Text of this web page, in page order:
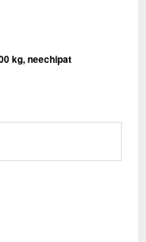
kg, neechipat